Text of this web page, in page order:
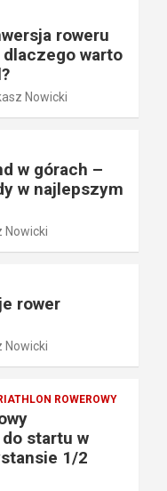
roweru
warto
Nowicki
w górach –
w najlepszym
Nowicki
rower
Nowicki
ROWEROWY
startu w
1/2